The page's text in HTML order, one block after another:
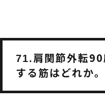
71.肩関節外転
する筋はどれか。